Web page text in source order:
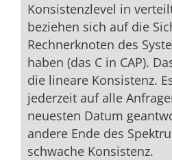
Konsistenzlevel in
beziehen sich auf die
Rechnerknoten des
haben (das C in CAP).
die lineare Konsistenz.
jederzeit auf alle
neuesten Datum
andere Ende des
schwache Konsistenz.